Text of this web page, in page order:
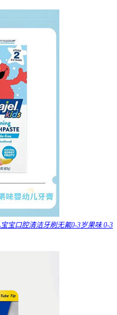
宝口腔清洁牙刷无氟0-3岁果味 0-3